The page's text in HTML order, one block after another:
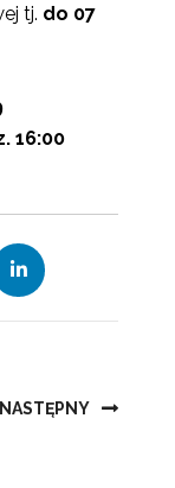
tj. do 07
16:00
NASTĘPNY